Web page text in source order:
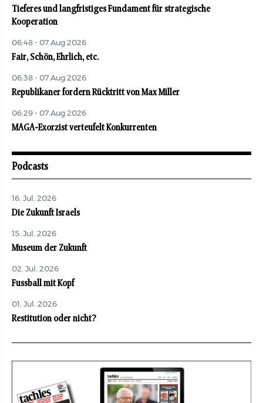
Tieferes und langfristiges Fundament für strategische
Kooperation
06:48 - 07.Aug 2026
Fair, Schön, Ehrlich, etc.
06:38 - 07.Aug 2026
Republikaner fordern Rücktritt von Max Miller
06:29 - 07.Aug 2026
MAGA-Exorzist verteufelt Konkurrenten
Podcasts
16. Jul. 2026
Die Zukunft Israels
15. Jul. 2026
Museum der Zukunft
02. Jul. 2026
Fussball mit Kopf
01. Jul. 2026
Restitution oder nicht?